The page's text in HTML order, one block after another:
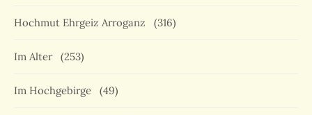
Hochmut Ehrgeiz Arroganz (316)
Im Alter (253)
Im Hochgebirge (49)